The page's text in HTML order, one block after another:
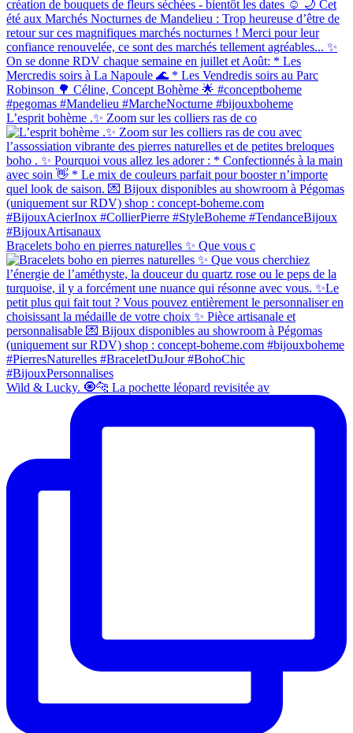
L’esprit bohème .✨ Zoom sur les colliers ras de co
Bracelets boho en pierres naturelles ✨ Que vous c
Wild & Lucky. 🧿🐆 La pochette léopard revisitée av